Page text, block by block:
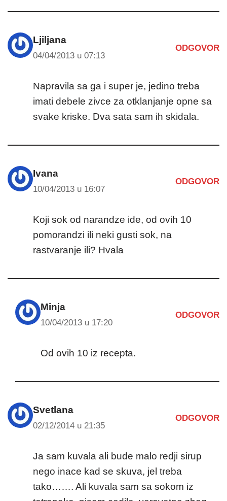
Ljiljana
04/04/2013 u 07:13
ODGOVOR
Napravila sa ga i super je, jedino treba
imati debele zivce za otklanjanje opne sa
svake kriske. Dva sata sam ih skidala.
Ivana
10/04/2013 u 16:07
ODGOVOR
Koji sok od narandze ide, od ovih 10
pomorandzi ili neki gusti sok, na
rastvaranje ili? Hvala
Minja
10/04/2013 u 17:20
ODGOVOR
Od ovih 10 iz recepta.
Svetlana
02/12/2014 u 21:35
ODGOVOR
Ja sam kuvala ali bude malo redji sirup
nego inace kad se skuva, jel treba
tako……. Ali kuvala sam sa sokom iz